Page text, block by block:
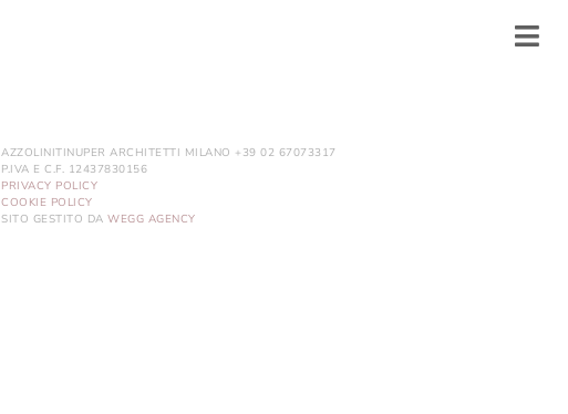
AZZOLINITINUPER ARCHITETTI MILANO +39 02 67073317
P.IVA E C.F. 12437830156
PRIVACY POLICY
COOKIE POLICY
SITO GESTITO DAWEGG AGENCY